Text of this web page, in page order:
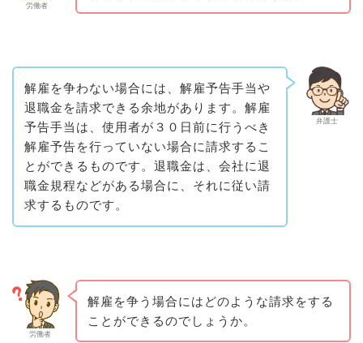
労働者
弁護士
解雇を争わない場合には、解雇予告手当や
退職金を請求できる余地があります。解雇
予告手当は、使用者が３０日前に行うべき
解雇予告を行っていない場合に請求するこ
とができるものです。退職金は、会社に退
職金規程などがある場合に、それに従い請
求するものです。
労働者
解雇を争う場合にはどのような請求をする
ことができるのでしょうか。